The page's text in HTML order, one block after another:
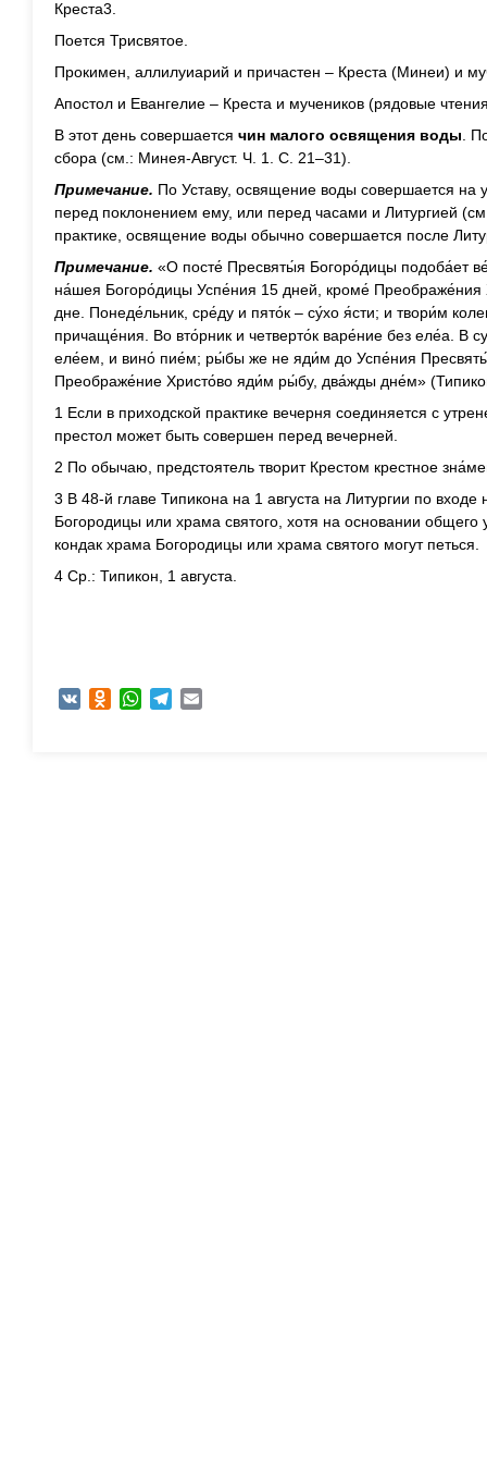
Креста3.
Поется Трисвятое.
Прокимен, аллилуиарий и причастен – Креста (Минеи) и
Апостол и Евангелие – Креста и мучеников (рядовые
В этот день совершается чин малого освящения воды .
сбора (см.: Минея-Август. Ч. 1. С. 21–31).
Примечание. По Уставу, освящение воды совершается на
перед поклонением ему, или перед часами и Литургией
практике, освящение воды обычно совершается после
Примечание. «О посте́ Пресвяты́я Богоро́дицы подоба́ет
на́шея Богоро́дицы Успе́ния 15 дней, кроме́ Преображе́ния
дне. Понеде́льник, сре́ду и пято́к – су́хо я́сти; и твори́м
причаще́ния. Во вто́рник и четверто́к варе́ние без еле́а. В
еле́ем, и вино́ пие́м; ры́бы же не яди́м до Успе́ния
Преображе́ние Христо́во яди́м ры́бу, два́жды дне́м»
1 Если в приходской практике вечерня соединяется с
престол может быть совершен перед вечерней.
2 По обычаю, предстоятель творит Крестом крестное
3 В 48-й главе Типикона на 1 августа на Литургии по
Богородицы или храма святого, хотя на основании общего
кондак храма Богородицы или храма святого могут петься.
4 Ср.: Типикон, 1 августа.
VK Odnoklassniki
WhatsAppTelegram